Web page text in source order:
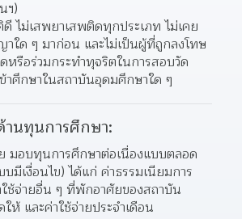
ฯ)
ไม่เสพยาเสพติดทุกประเภท ไม่เคย
ใด ๆ มาก่อน และไม่เป็นผู้ที่ถูกลงโทษ
หรือร่วมกระทำทุจริตในการสอบวัด
าศึกษาในสถาบันอุดมศึกษาใด ๆ
นทุนการศึกษา:
มอบทุนการศึกษาต่อเนื่องแบบตลอด
บมีเงื่อนไข) ได้แก่ ค่าธรรมเนียมการ
ช้จ่ายอื่น ๆ ที่พักอาศัยของสถาบัน
ห้ และค่าใช้จ่ายประจำเดือน